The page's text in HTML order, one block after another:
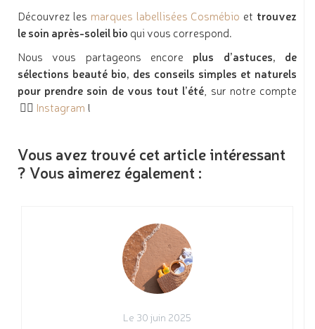
Découvrez les marques labellisées Cosmébio et trouvez
le soin après-soleil bio qui vous correspond.
Nous vous partageons encore plus d’astuces, de
sélections beauté bio, des conseils simples et naturels
pour prendre soin de vous tout l’été , sur notre compte
👉🏻 Instagram !
Vous avez trouvé cet article intéressant
? Vous aimerez également :
Le 30 juin 2025